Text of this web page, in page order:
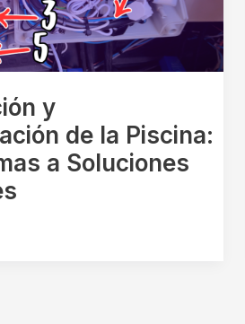
y
de la Piscina:
a Soluciones